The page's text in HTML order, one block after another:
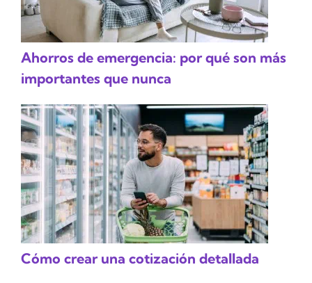
Ahorros de emergencia: por qué son más
importantes que nunca
Cómo crear una cotización detallada